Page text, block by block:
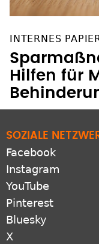
INTERNES
Hilfen für
SOZIALE
Facebook
Instagram
YouTube
Pinterest
Bluesky
X